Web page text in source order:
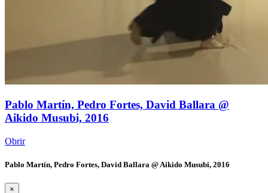
Pablo Martín, Pedro Fortes, David Ballara @
Aikido Musubi, 2016
Obrir
Pablo Martín, Pedro Fortes, David Ballara @ Aikido Musubi, 2016
×